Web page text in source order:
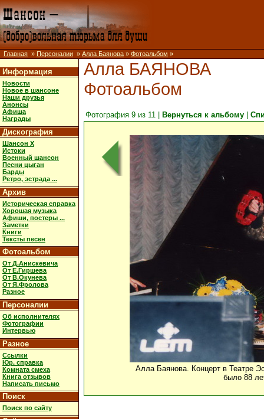
Главная » Персоналии » Алла Баянова » Фотоальбом »
Информация
Новости
Новое в шансоне
Наши друзья
Анонсы
Афиша
Награды
Дискография
Шансон X
Истоки
Военный шансон
Песни цыган
Барды
Ретро, эстрада ...
Архив
Историческая справка
Хорошая музыка
Афиши, постеры ...
Заметки
Книги
Тексты песен
Фотоальбом
От Д.Анискевича
От Е.Гиршева
От В.Окунева
От Я.Фролова
Разное
Персоналии
Об исполнителях
Фотографии
Интервью
Разное
Ссылки
Юр. справка
Комната смеха
Книга отзывов
Написать письмо
Поиск
Поиск по сайту
Алла БАЯНОВА
Фотоальбом
Фотография 9 из 11 | Вернуться к альбому
Алла Баянова. Концерт в Театре
было 88